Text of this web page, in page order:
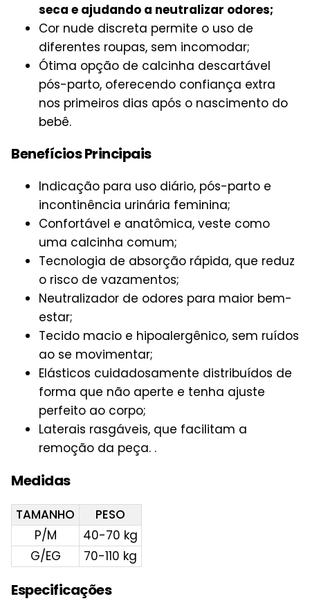
seca e ajudando a neutralizar odores;
Cor nude discreta permite o uso de
diferentes roupas, sem incomodar;
Ótima opção de calcinha descartável
pós-parto, oferecendo confiança extra
nos primeiros dias após o nascimento do
bebê.
Benefícios Principais
Indicação para uso diário, pós-parto e
incontinência urinária feminina;
Confortável e anatômica, veste como
uma calcinha comum;
Tecnologia de absorção rápida, que reduz
o risco de vazamentos;
Neutralizador de odores para maior bem-
estar;
Tecido macio e hipoalergênico, sem ruídos
ao se movimentar;
Elásticos cuidadosamente distribuídos de
forma que não aperte e tenha ajuste
perfeito ao corpo;
Laterais rasgáveis, que facilitam a
remoção da peça. .
Medidas
TAMANHO
PESO
P/M
40-70 kg
G/EG
70-110 kg
Especificações